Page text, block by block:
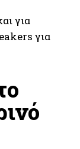
για
για